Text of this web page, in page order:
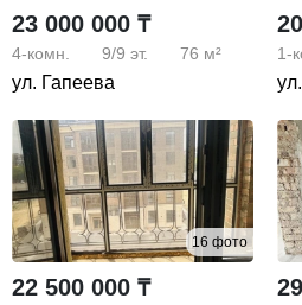
Детский медицинский центр.
Покупка возможна как за
ипотеку.
комфортного проживания, так и
вложения средств.
высокий уровень безопасности,
инфраструктура и удобное
объект одним из лучших
Звоните прямо сейчас, чтобы
23 000 000 ₸
4-комн. 9/9 эт. 76 м²
ул. Гапеева
1-
16 фото
22 500 000 ₸